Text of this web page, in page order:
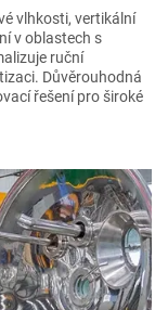
vlhkosti, vertikální
v oblastech s
ruční
Důvěrouhodná
řešení pro široké